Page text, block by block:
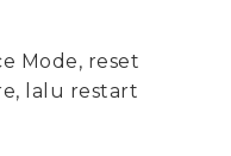
Mode, reset
lalu restart